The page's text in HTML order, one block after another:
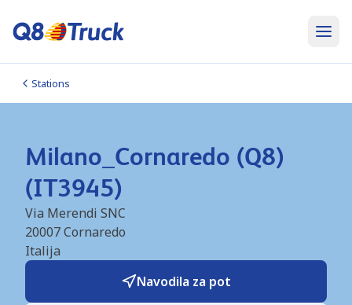
Stations
Milano_Cornaredo (Q8)
(IT3945)
Via Merendi SNC
20007Cornaredo
Italija
Navodila za pot